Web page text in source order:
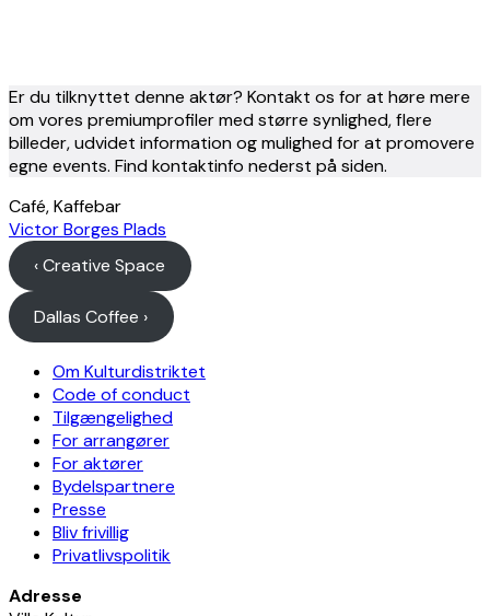
Er du tilknyttet denne aktør? Kontakt os for at høre mere
om vores premiumprofiler med større synlighed, flere
billeder, udvidet information og mulighed for at promovere
egne events. Find kontaktinfo nederst på siden.
Café, Kaffebar
Victor Borges Plads
‹ Creative Space
Dallas Coffee ›
Om Kulturdistriktet
Code of conduct
Tilgængelighed
For arrangører
For aktører
Bydelspartnere
Presse
Bliv frivillig
Privatlivspolitik
Adresse